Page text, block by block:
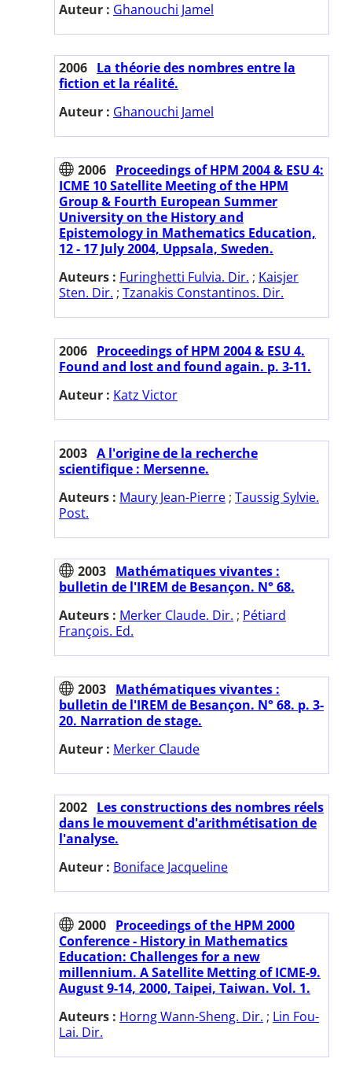
Auteur : Ghanouchi Jamel
2006 La théorie des nombres entre la
fiction et la réalité.
Auteur : Ghanouchi Jamel
2006 Proceedings of HPM 2004 & ESU 4:
ICME 10 Satellite Meeting of the HPM
Group & Fourth European Summer
University on the History and
Epistemology in Mathematics Education,
12 - 17 July 2004, Uppsala, Sweden.
Auteurs : Furinghetti Fulvia. Dir. ; Kaisjer
Sten. Dir. ; Tzanakis Constantinos. Dir.
2006 Proceedings of HPM 2004 & ESU 4.
Found and lost and found again. p. 3-11.
Auteur : Katz Victor
2003 A l'origine de la recherche
scientifique : Mersenne.
Auteurs : Maury Jean-Pierre ; Taussig Sylvie.
Post.
2003 Mathématiques vivantes :
bulletin de l'IREM de Besançon. N° 68.
Auteurs : Merker Claude. Dir. ; Pétiard
François. Ed.
2003 Mathématiques vivantes :
bulletin de l'IREM de Besançon. N° 68. p. 3-
20. Narration de stage.
Auteur : Merker Claude
2002 Les constructions des nombres réels
dans le mouvement d'arithmétisation de
l'analyse.
Auteur : Boniface Jacqueline
2000 Proceedings of the HPM 2000
Conference - History in Mathematics
Education: Challenges for a new
millennium. A Satellite Metting of ICME-9.
August 9-14, 2000, Taipei, Taiwan. Vol. 1.
Auteurs : Horng Wann-Sheng. Dir. ; Lin Fou-
Lai. Dir.